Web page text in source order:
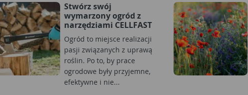
Stwórz swój
wymarzony ogród z
narzędziami CELLFAST
Ogród to miejsce realizacji
pasji związanych z uprawą
roślin. Po to, by prace
ogrodowe były przyjemne,
efektywne i nie...